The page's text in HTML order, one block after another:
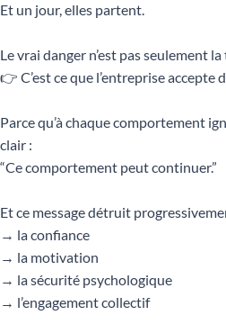
Et un jour, elles partent.
Le vrai danger n’est pas seulement
👉 C’est ce que l’entreprise accepte
Parce qu’à chaque comportement
clair :
“Ce comportement peut continuer.”
Et ce message détruit
→ la confiance
→ la motivation
→ la sécurité psychologique
→ l’engagement collectif